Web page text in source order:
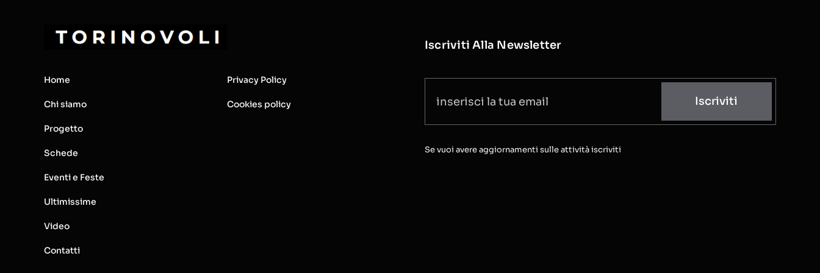
Home
Chi siamo
Progetto
Schede
Eventi e Feste
Ultimissime
Video
Contatti
Privacy Policy
Cookies policy
Iscriviti Alla Newsletter
Iscriviti
Se vuoi avere aggiornamenti sulle attività iscriviti